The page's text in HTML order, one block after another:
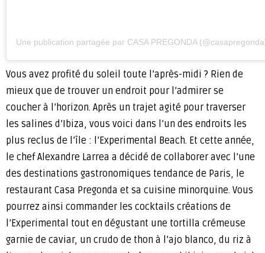
Une publication partagée par CASA PREGONDA
Vous avez profité du soleil toute l’après-midi ? Rien de
mieux que de trouver un endroit pour l’admirer se
coucher à l’horizon. Après un trajet agité pour traverser
les salines d’Ibiza, vous voici dans l’un des endroits les
plus reclus de l’île : l’Experimental Beach. Et cette année,
le chef Alexandre Larrea a décidé de collaborer avec l’une
des destinations gastronomiques tendance de Paris, le
restaurant Casa Pregonda et sa cuisine minorquine. Vous
pourrez ainsi commander les cocktails créations de
l’Experimental tout en dégustant une tortilla crémeuse
garnie de caviar, un crudo de thon à l’ajo blanco, du riz à